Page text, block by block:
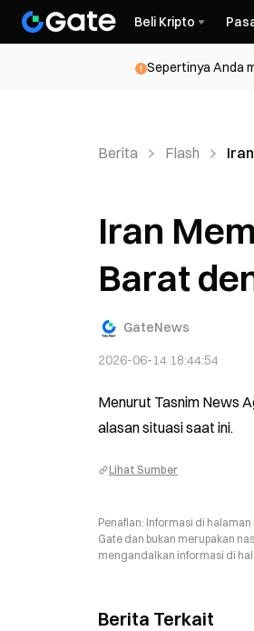
Beli Kripto
Sepertinya Anda
Berita Flash
Iran
Barat
GateNews
2026-06-14 18:44:54
Menurut Tasnim News
alasan situasi saat ini.
Lihat Sumber
Penafian: Informasi di
Gate dan bukan merupakan
mengandalkan informasi di
Berita Terkait